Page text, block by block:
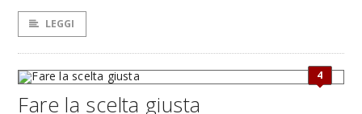
LEGGI
4
Fare la scelta giusta